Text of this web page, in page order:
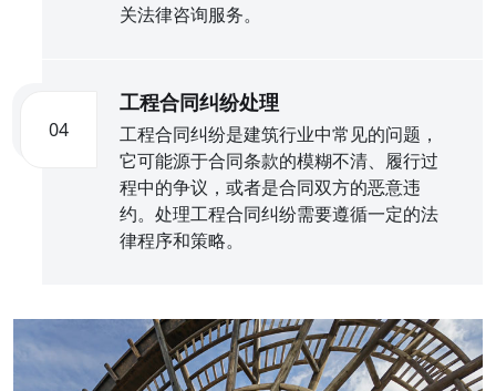
关法律咨询服务。
04
工程合同纠纷处理
工程合同纠纷是建筑行业中常见的问题，
它可能源于合同条款的模糊不清、履行过
程中的争议，或者是合同双方的恶意违
约。处理工程合同纠纷需要遵循一定的法
律程序和策略。